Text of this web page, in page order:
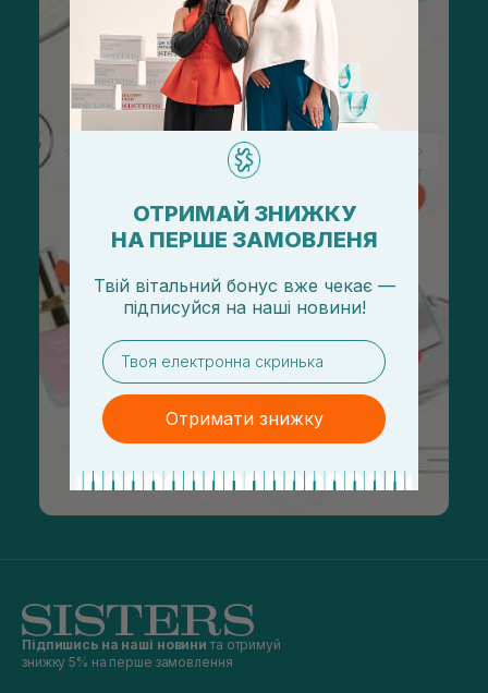
Підпишись на наші новини та отримуй
знижку 5% на перше замовлення
ОТРИМАЙ ЗНИЖКУ
НА ПЕРШЕ ЗАМОВЛЕНЯ
Твій вітальний бонус вже чекає —
підписуйся на наші новини!
email
Отримати знижку